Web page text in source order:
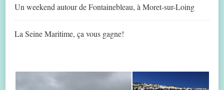
Un weekend autour de Fontainebleau, à Moret-sur-Loing
La Seine Maritime, ça vous gagne!